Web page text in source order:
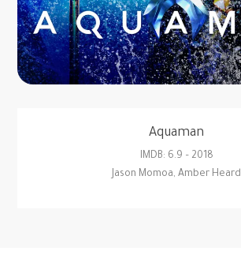
Aquaman
2018 – IMDB: 6.9
Jason Momoa, Amber Heard